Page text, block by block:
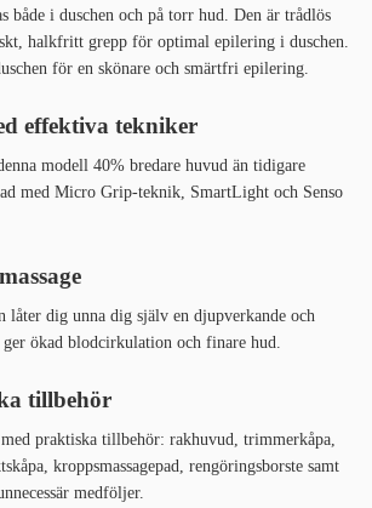
både i duschen och på torr hud. Den är trådlös
halkfritt grepp för optimal epilering i duschen.
för en skönare och smärtfri epilering.
effektiva tekniker
modell 40% bredare huvud än tidigare
med Micro Grip-teknik, SmartLight och Senso
låter dig unna dig själv en djupverkande och
ökad blodcirkulation och finare hud.
tillbehör
praktiska tillbehör: rakhuvud, trimmerkåpa,
kroppsmassagepad, rengöringsborste samt
medföljer.